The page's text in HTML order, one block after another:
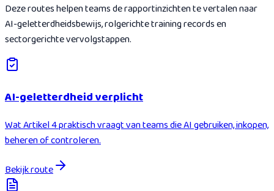
Deze routes helpen teams de rapportinzichten te vertalen naar
AI-geletterdheidsbewijs, rolgerichte training records en
sectorgerichte vervolgstappen.
AI-geletterdheid verplicht
Wat Artikel 4 praktisch vraagt van teams die AI gebruiken, inkopen,
beheren of controleren.
Bekijk route